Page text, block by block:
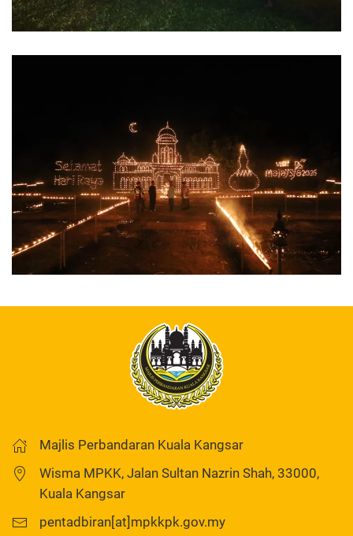
Read more
Majlis Perbandaran Kuala Kangsar
Wisma MPKK, Jalan Sultan Nazrin Shah, 33000,
Kuala Kangsar
pentadbiran[at]mpkkpk.gov.my